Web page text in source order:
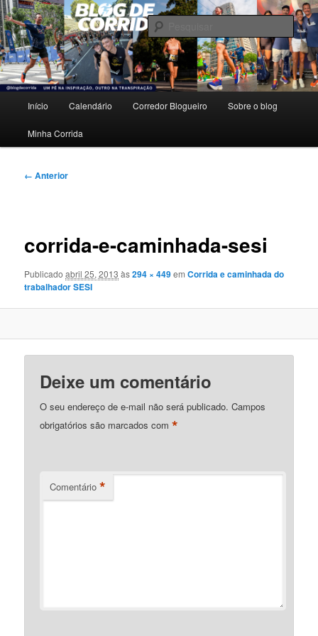
Pular
para
o
conteúdo
principalBlog de Corrida
Um pé na inspiração, outro na transpiração.
principal
Início Calendário Corredor Blogueiro Sobre o blog
Minha Corrida
Navegação
← Anterior
corrida-e-caminhada-sesi
Publicadoabril 25, 2013 às294 × 449emCorrida e caminhada do
trabalhador SESI
Deixe um comentário
O seu endereço de e-mail não será publicado. Campos
obrigatórios são marcados com*
Comentário *